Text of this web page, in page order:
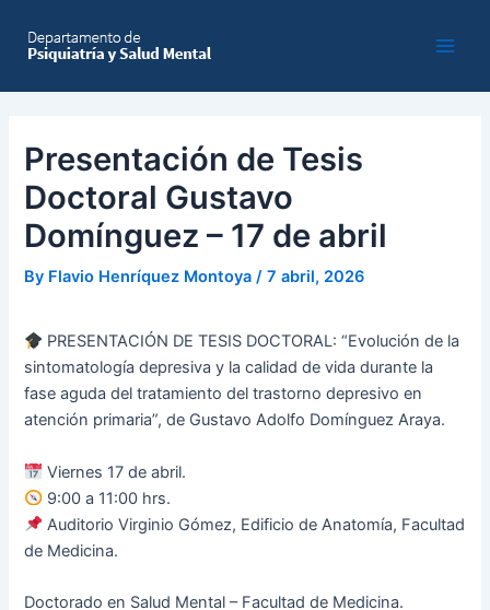
content
Presentación de Tesis
Doctoral Gustavo
Domínguez – 17 de abril
By Flavio Henríquez Montoya/7 abril, 2026
PRESENTACIÓN DE TESIS DOCTORAL: “Evolución de la
sintomatología depresiva y la calidad de vida durante la
fase aguda del tratamiento del trastorno depresivo en
atención primaria”, de Gustavo Adolfo Domínguez Araya.
Viernes 17 de abril.
9:00 a 11:00 hrs.
Auditorio Virginio Gómez, Edificio de Anatomía, Facultad
de Medicina.
Doctorado en Salud Mental – Facultad de Medicina.